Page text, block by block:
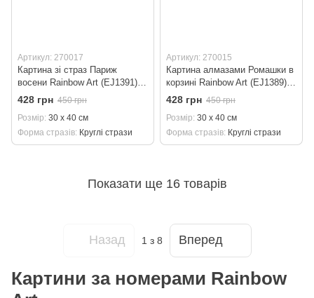
Артикул: 270017
Картина зі страз Париж
восени Rainbow Art (EJ1391)
30 х 40 см
428 грн 450 грн
Розмір 30 х 40 см
Форма стразів Круглі стрази
Артикул: 270015
Картина алмазами Ромашки в
корзині Rainbow Art (EJ1389)
30 х 40 см
428 грн 450 грн
Розмір 30 х 40 см
Форма стразів Круглі стрази
Показати ще 16 товарів
Назад 1 з 8 Вперед
Картини за номерами Rainbow